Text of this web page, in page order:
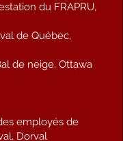
du FRAPRU,
de Québec,
de neige, Ottawa
employés de
Dorval